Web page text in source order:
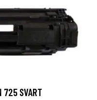
725 SVART